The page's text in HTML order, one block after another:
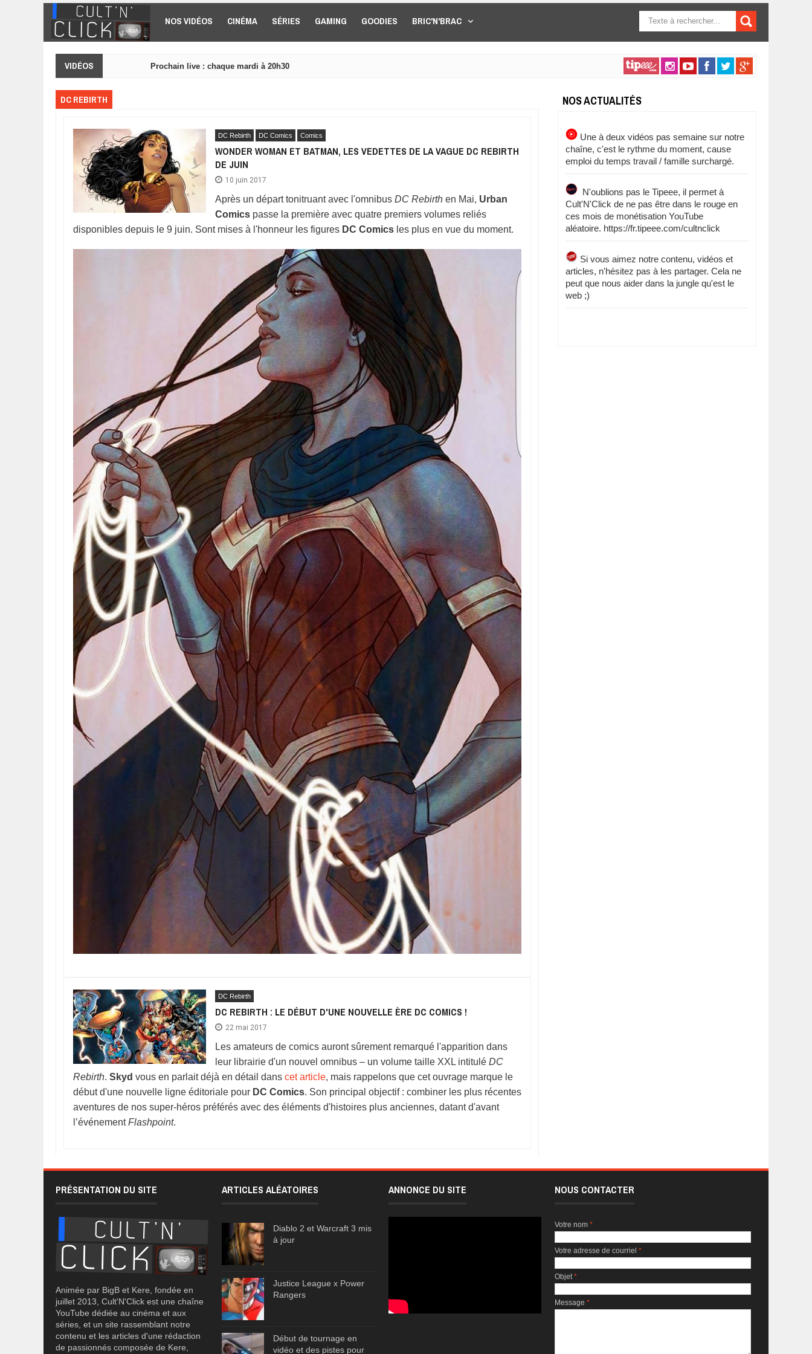
Aller au contenu principal
NOS VIDÉOS CINÉMA SÉRIES GAMING GOODIES BRIC'N'BRAC
FORMULAIRE DE
RECHERCHE
VIDÉOS Prochain live : chaque mardi à 20h30
DC REBIRTH
DC Rebirth DC Comics Comics
WONDER WOMAN ET BATMAN, LES VEDETTES DE LA VAGUE DC REBIRTH
DE JUIN
10 juin 2017
Après un départ tonitruant avec l'omnibus DC Rebirth en Mai, Urban
Comics passe la première avec quatre premiers volumes reliés
disponibles depuis le 9 juin. Sont mises à l'honneur les figures DC Comics les plus en vue du moment.
DC Rebirth
DC REBIRTH : LE DÉBUT D'UNE NOUVELLE ÈRE DC COMICS !
22 mai 2017
Les amateurs de comics auront sûrement remarqué l'apparition dans
leur librairie d'un nouvel omnibus – un volume taille XXL intitulé DC
Rebirth. Skyd vous en parlait déjà en détail dans cet article, mais rappelons que cet ouvrage marque le
début d'une nouvelle ligne éditoriale pour DC Comics. Son principal objectif : combiner les plus récentes
aventures de nos super-héros préférés avec des éléments d'histoires plus anciennes, datant d'avant
l’événementFlashpoint.
NOS ACTUALITÉS
Une à deux vidéos pas semaine sur notre
chaîne, c'est le rythme du moment, cause
emploi du temps travail / famille surchargé.
N'oublions pas le Tipeee, il permet à
Cult'N'Click de ne pas être dans le rouge en
ces mois de monétisation YouTube
aléatoire. https://fr.tipeee.com/cultnclick
Si vous aimez notre contenu, vidéos et
articles, n'hésitez pas à les partager. Cela ne
peut que nous aider dans la jungle qu'est le
web ;)
PRÉSENTATION DU SITE
Animée par BigB et Kere, fondée en
juillet 2013, Cult'N'Click est une chaîne
YouTube dédiée au cinéma et aux
séries, et un site rassemblant notre
contenu et les articles d'une rédaction
de passionnés composée de Kere,
ARTICLES ALÉATOIRES
Diablo 2 et Warcraft 3 mis
à jour
Justice League x Power
Rangers
Début de tournage en
vidéo et des pistes pour
ANNONCE DU SITE NOUS CONTACTER
Votre nom*
Votre adresse de courriel*
Objet*
Message*